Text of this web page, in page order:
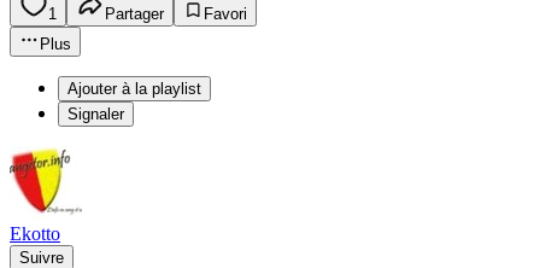
1 Partager
Favori
Plus
Ajouter à la playlist
Signaler
Ekotto
Suivre